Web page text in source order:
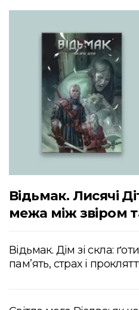
Відьмак. Лисячі
межа між звіром
Відьмак. Дім зі скла:
пам’ять, страх і